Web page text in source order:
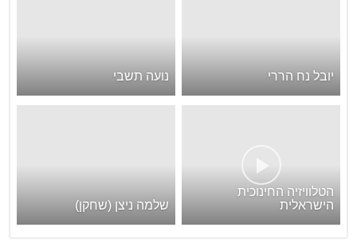
יובל נח הררי נועה תשבי
הטלוויזיה החינוכית
הישראלית
שלמה ניצן (שחקן)